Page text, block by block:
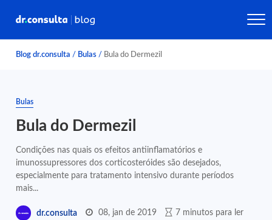
Blog dr.consulta / Bulas / Bula do Dermezil
Bulas
Bula do Dermezil
Condições nas quais os efeitos antiinflamatórios e
imunossupressores dos corticosteróides são desejados,
especialmente para tratamento intensivo durante períodos
mais...
dr.consulta 08, jan de 2019 7 minutos para ler